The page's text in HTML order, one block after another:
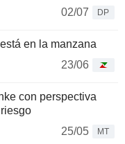
02/07
DP
en la manzana
23/06
con perspectiva
25/05
MT